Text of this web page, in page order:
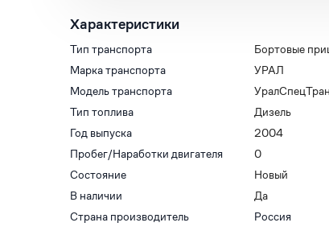
Характеристики
Тип транспорта
Бортовые
Марка транспорта
УРАЛ
Модель транспорта
Тип топлива
Дизель
Год выпуска
2004
Пробег/Наработки двигателя
0
Состояние
Новый
В наличии
Да
Страна производитель
Россия